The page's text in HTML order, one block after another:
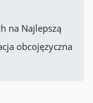
na Najlepszą
obcojęzyczna